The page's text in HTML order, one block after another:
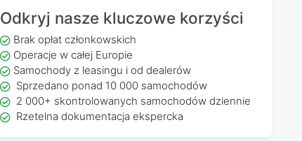
Odkryj nasze kluczowe korzyści
Brak opłat członkowskich
Operacje w całej Europie
Samochody z leasingu i od dealerów
Sprzedano ponad 10 000 samochodów
2 000+ skontrolowanych samochodów dziennie
Rzetelna dokumentacja ekspercka